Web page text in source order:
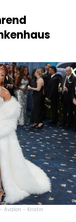
Avalon - Kristin